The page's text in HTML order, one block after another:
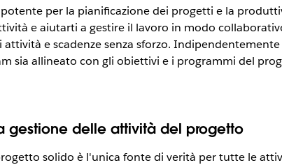
per la pianificazione dei progetti e la
e aiutarti a gestire il lavoro in modo
attività e scadenze senza sforzo.
sia allineato con gli obiettivi e i programmi del
gestione delle attività del progetto
solido è l'unica fonte di verità per tutte le